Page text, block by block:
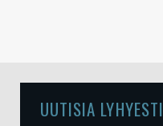
UUTISIA LYHYESTI